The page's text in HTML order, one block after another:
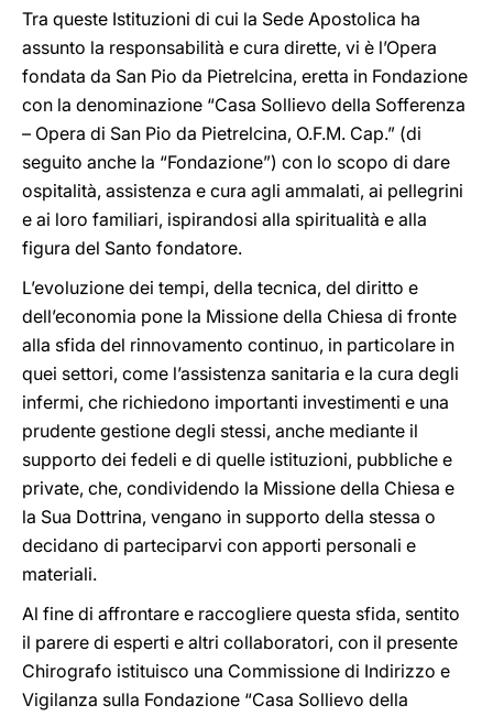
Tra queste Istituzioni di cui la Sede Apostolica ha
assunto la responsabilità e cura dirette, vi è l’Opera
fondata da San Pio da Pietrelcina, eretta in Fondazione
con la denominazione “Casa Sollievo della Sofferenza
– Opera di San Pio da Pietrelcina, O.F.M. Cap.” (di
seguito anche la “Fondazione”) con lo scopo di dare
ospitalità, assistenza e cura agli ammalati, ai pellegrini
e ai loro familiari, ispirandosi alla spiritualità e alla
figura del Santo fondatore.
L’evoluzione dei tempi, della tecnica, del diritto e
dell’economia pone la Missione della Chiesa di fronte
alla sfida del rinnovamento continuo, in particolare in
quei settori, come l’assistenza sanitaria e la cura degli
infermi, che richiedono importanti investimenti e una
prudente gestione degli stessi, anche mediante il
supporto dei fedeli e di quelle istituzioni, pubbliche e
private, che, condividendo la Missione della Chiesa e
la Sua Dottrina, vengano in supporto della stessa o
decidano di parteciparvi con apporti personali e
materiali.
Al fine di affrontare e raccogliere questa sfida, sentito
il parere di esperti e altri collaboratori, con il presente
Chirografo istituisco una Commissione di Indirizzo e
Vigilanza sulla Fondazione “Casa Sollievo della